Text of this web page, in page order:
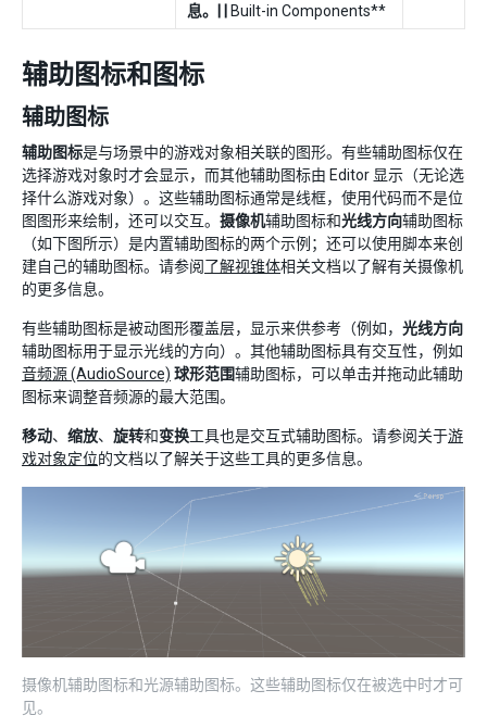
息。| |
Built-in Components**
辅助图标和图标
辅助图标
辅助图标是与场景中的游戏对象相关联的图形。有些辅助图标仅在
选择游戏对象时才会显示，而其他辅助图标由 Editor 显示（无论选
择什么游戏对象）。这些辅助图标通常是线框，使用代码而不是位
图图形来绘制，还可以交互。 摄像机辅助图标和光线方向辅助图标
（如下图所示）是内置辅助图标的两个示例；还可以使用脚本来创
建自己的辅助图标。请参阅了解视锥体相关文档以了解有关摄像机
的更多信息。
有些辅助图标是被动图形覆盖层，显示来供参考（例如， 光线方向
辅助图标用于显示光线的方向）。其他辅助图标具有交互性，例如
音频源 (AudioSource) 球形范围辅助图标，可以单击并拖动此辅助
图标来调整音频源的最大范围。
移动、 缩放、 旋转和变换工具也是交互式辅助图标。请参阅关于游
戏对象定位的文档以了解关于这些工具的更多信息。
摄像机辅助图标和光源辅助图标。这些辅助图标仅在被选中时才可
见。